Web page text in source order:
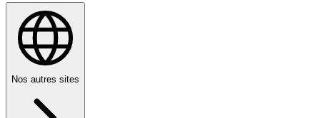
Nos autres sites